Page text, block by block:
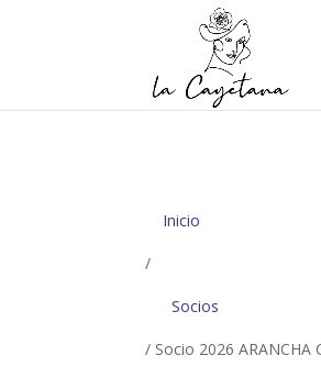
Inicio
/
Socios
/ Socio 2026 ARANCHA